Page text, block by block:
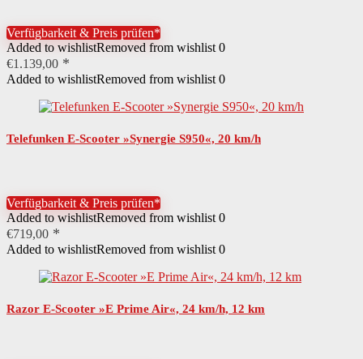
Verfügbarkeit & Preis prüfen*
Added to wishlistRemoved from wishlist 0
€1.139,00
Added to wishlistRemoved from wishlist 0
Telefunken E-Scooter »Synergie S950«, 20 km/h
Verfügbarkeit & Preis prüfen*
Added to wishlistRemoved from wishlist 0
€719,00
Added to wishlistRemoved from wishlist 0
Razor E-Scooter »E Prime Air«, 24 km/h, 12 km